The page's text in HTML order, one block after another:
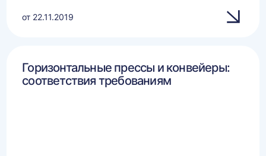
от 22.11.2019
Горизонтальные прессы и конвейеры:
соответствия требованиям